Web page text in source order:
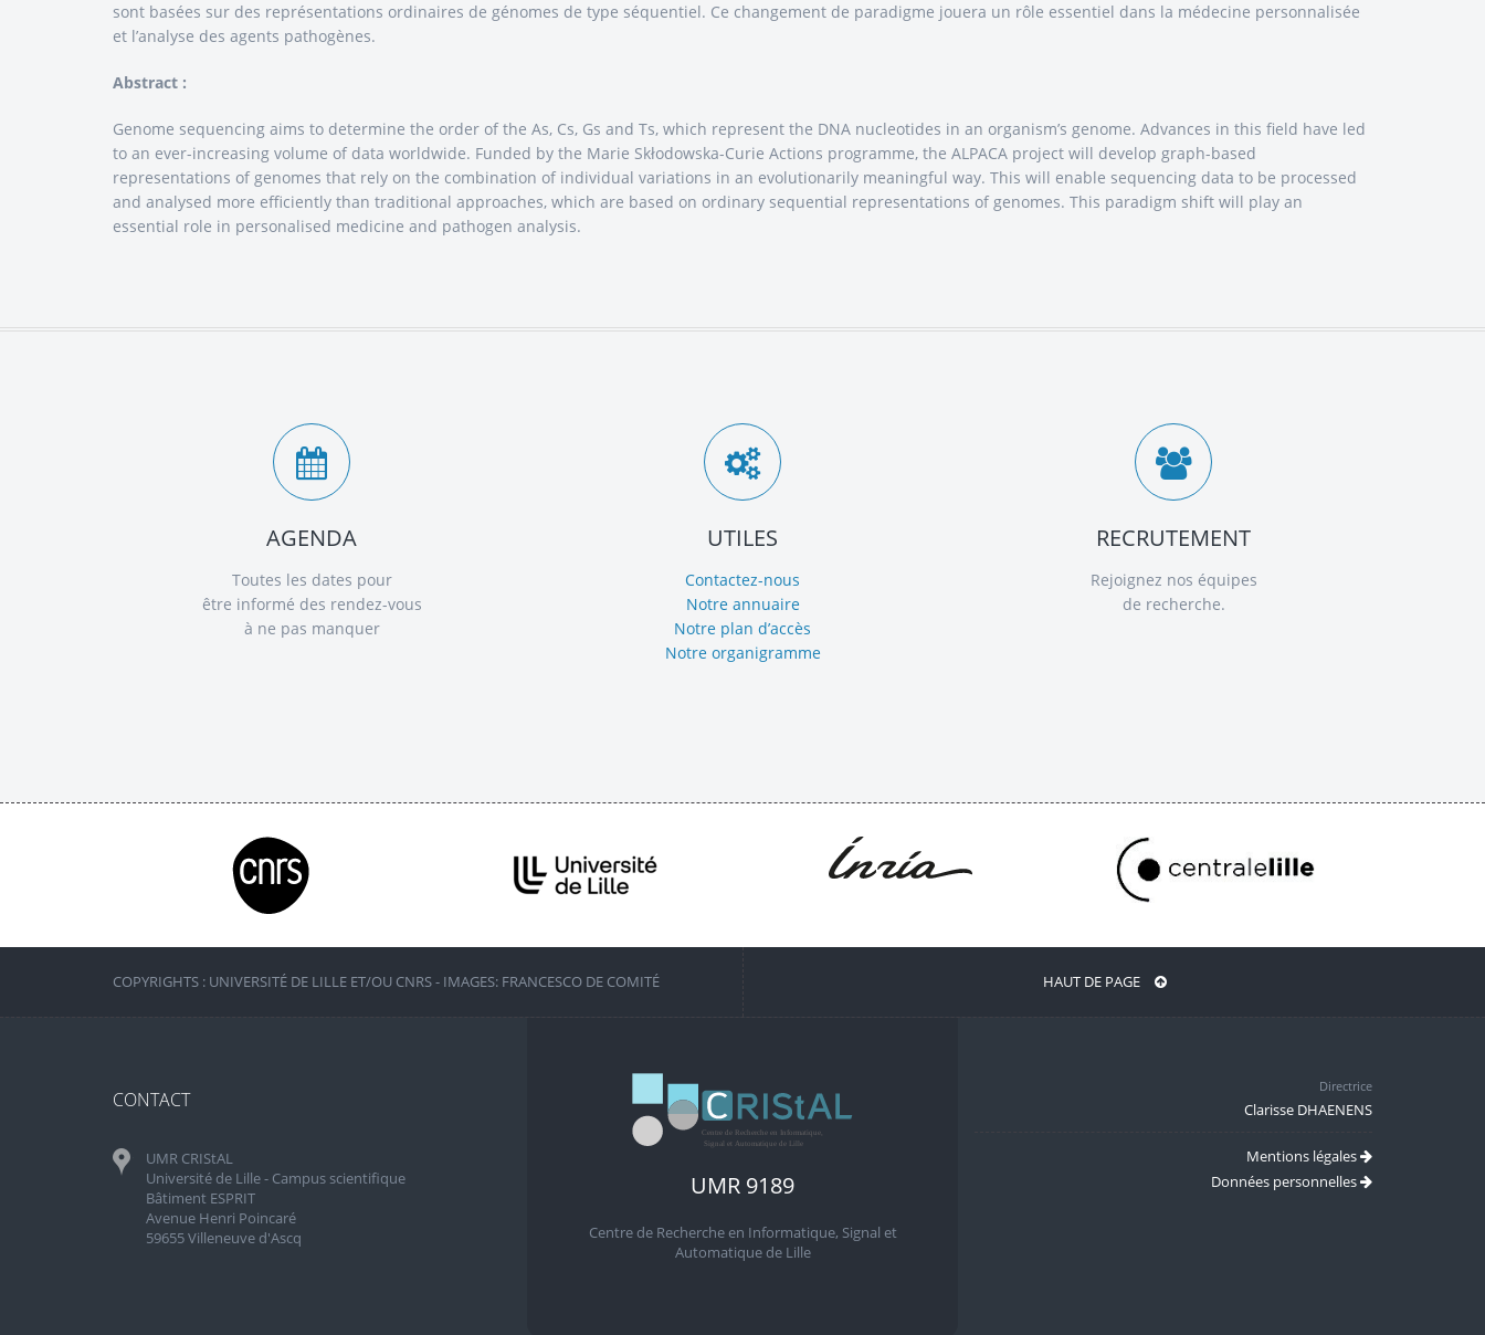
sont basées sur des représentations ordinaires de génomes de type séquentiel. Ce changement de paradigme jouera un rôle essentiel dans la médecine personnalisée
et l’analyse des agents pathogènes.
Abstract :
Genome sequencing aims to determine the order of the As, Cs, Gs and Ts, which represent the DNA nucleotides in an organism’s genome. Advances in this field have led
to an ever-increasing volume of data worldwide. Funded by the Marie Skłodowska-Curie Actions programme, the ALPACA project will develop graph-based
representations of genomes that rely on the combination of individual variations in an evolutionarily meaningful way. This will enable sequencing data to be processed
and analysed more efficiently than traditional approaches, which are based on ordinary sequential representations of genomes. This paradigm shift will play an
essential role in personalised medicine and pathogen analysis.
AGENDA
Toutes les dates pour
être informé des rendez-vous
à ne pas manquer
UTILES
Contactez-nous
Notre annuaire
Notre plan d’accès
Notre organigramme
RECRUTEMENT
Rejoignez nos équipes
de recherche.
COPYRIGHTS : UNIVERSITÉ DE LILLE ET/OU CNRS - IMAGES: FRANCESCO DE COMITÉ HAUT DE PAGE
CONTACT
UMR CRIStAL
Université de Lille - Campus scientifique
Bâtiment ESPRIT
Avenue Henri Poincaré
59655 Villeneuve d'Ascq
UMR 9189
Centre de Recherche en Informatique, Signal et
Automatique de Lille
Directrice
Clarisse DHAENENS
Mentions légales
Données personnelles